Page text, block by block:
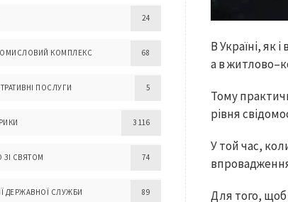
В Україні, як
а в
Тому
рівня
У той час,
Для того,
24
КОМПЛЕКС 68
ПОСЛУГИ 5
3 116
ЗІ СВЯТОМ 74
ДЕРЖАВНОЇ СЛУЖБИ 89